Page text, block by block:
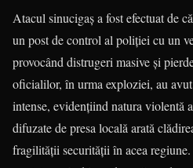
Atacul sinucigaș a fost efectuat de
un post de control al poliției cu un
provocând distrugeri masive și
oficialilor, în urma exploziei, au
intense, evidențiind natura violentă
difuzate de presa locală arată
fragilității securității în acea